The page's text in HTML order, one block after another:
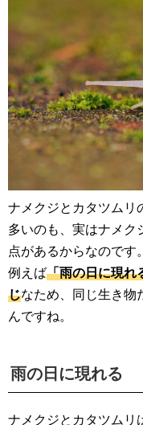
ナメクジとカタツムリ
多いのも、実はナメク
点があるからなのです。
例えば「雨の日に現れ
じなため、同じ生き物
んですね。
雨の日に現れる
ナメクジとカタツムリ